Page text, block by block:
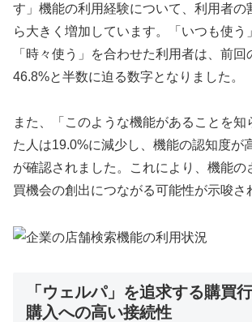
す」機能の利用経験について、利用者の
ら大きく増加しています。「いつも使う
「時々使う」を合わせた利用者は、前回
46.8%と半数に迫る数字となりました。
また、「このような機能があることを知
た人は19.0%に減少し、機能の認知度が
が確認されました。これにより、機能の
買機会の創出につながる可能性が示唆さ
「ウェルパ」を追求する購買
購入への高い接続性